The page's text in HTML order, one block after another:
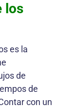
los
es la
de
de
con un